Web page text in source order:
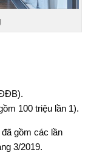
100 triệu lần 1).
gồm các lần
3/2019.